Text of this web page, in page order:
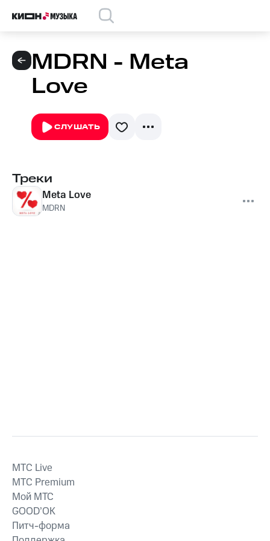
MDRN - Meta
Love
СЛУШАТЬ
Треки
Meta Love
MDRN
MTС Live
MTС Premium
Мой МТС
GOOD’OK
Питч-форма